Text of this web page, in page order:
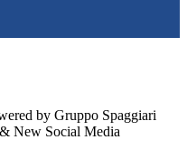
by Gruppo Spaggiari
New Social Media